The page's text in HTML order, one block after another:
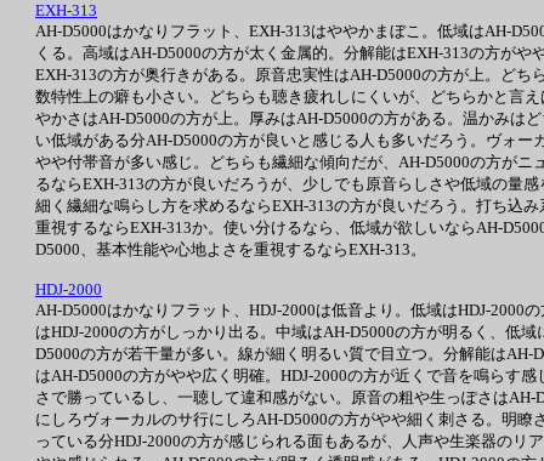
EXH-313
AH-D5000はかなりフラット、EXH-313はややかまぼこ。低域はAH-
くる。高域はAH-D5000の方が太く金属的。分解能はEXH-313の方が
EXH-313の方が奥行きがある。原音忠実性はAH-D5000の方が上。ど
数特性上の癖も小さい。どちらも聴き疲れしにくいが、どちらかと言
やかさはAH-D5000の方が上。厚みはAH-D5000の方がある。温かみは
い低域がある分AH-D5000の方が良いと感じる人も多いだろう。ヴォ
やや付帯音が多い感じ。どちらも繊細な傾向だが、AH-D5000の方が
るならEXH-313の方が良いだろうが、少しでも原音らしさや低域の量
細く繊細な鳴らし方を求めるならEXH-313の方が良いだろう。打ち込
重視するならEXH-313か。使い分けるなら、低域が欲しいならAH-
D5000、基本性能や心地よさを重視するならEXH-313。
HDJ-2000
AH-D5000はかなりフラット、HDJ-2000は低音より。低域はHDJ-2000
はHDJ-2000の方がしっかり出る。中域はAH-D5000の方が明るく、低
D5000の方が若干量が多い。線が細く明るい質で目立つ。分解能は
はAH-D5000の方がやや広く明確。HDJ-2000の方が近くで音を鳴らす
さで勝っているし、一聴して違和感がない。原音の粗や生っぽさは
にしろヴォーカルのサ行にしろAH-D5000の方がやや細く刺さる。明
っている分HDJ-2000の方が感じられる面もあるが、人声や生楽器の